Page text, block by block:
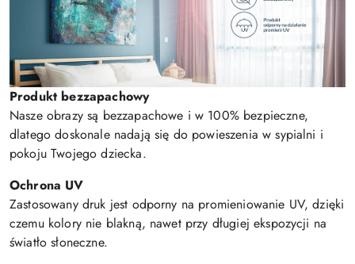
Produkt bezzapachowy
Nasze obrazy są bezzapachowe i w 100% bezpieczne,
dlatego doskonale nadają się do powieszenia w sypialni i
pokoju Twojego dziecka.
Ochrona UV
Zastosowany druk jest odporny na promieniowanie UV, dzięki
czemu kolory nie blakną, nawet przy długiej ekspozycji na
światło słoneczne.